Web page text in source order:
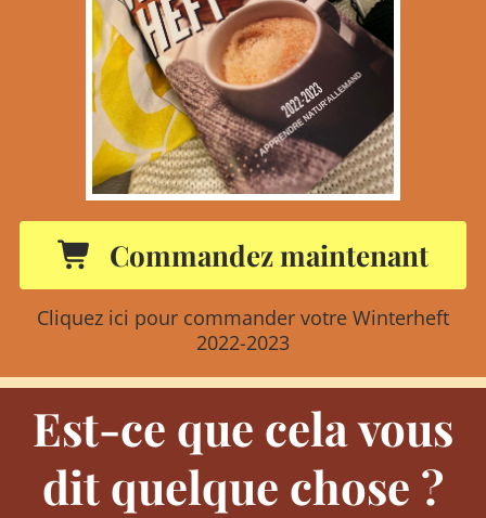
Commandez maintenant
Cliquez ici pour commander votre Winterheft
2022-2023
Est-ce que cela vous
dit quelque chose ?